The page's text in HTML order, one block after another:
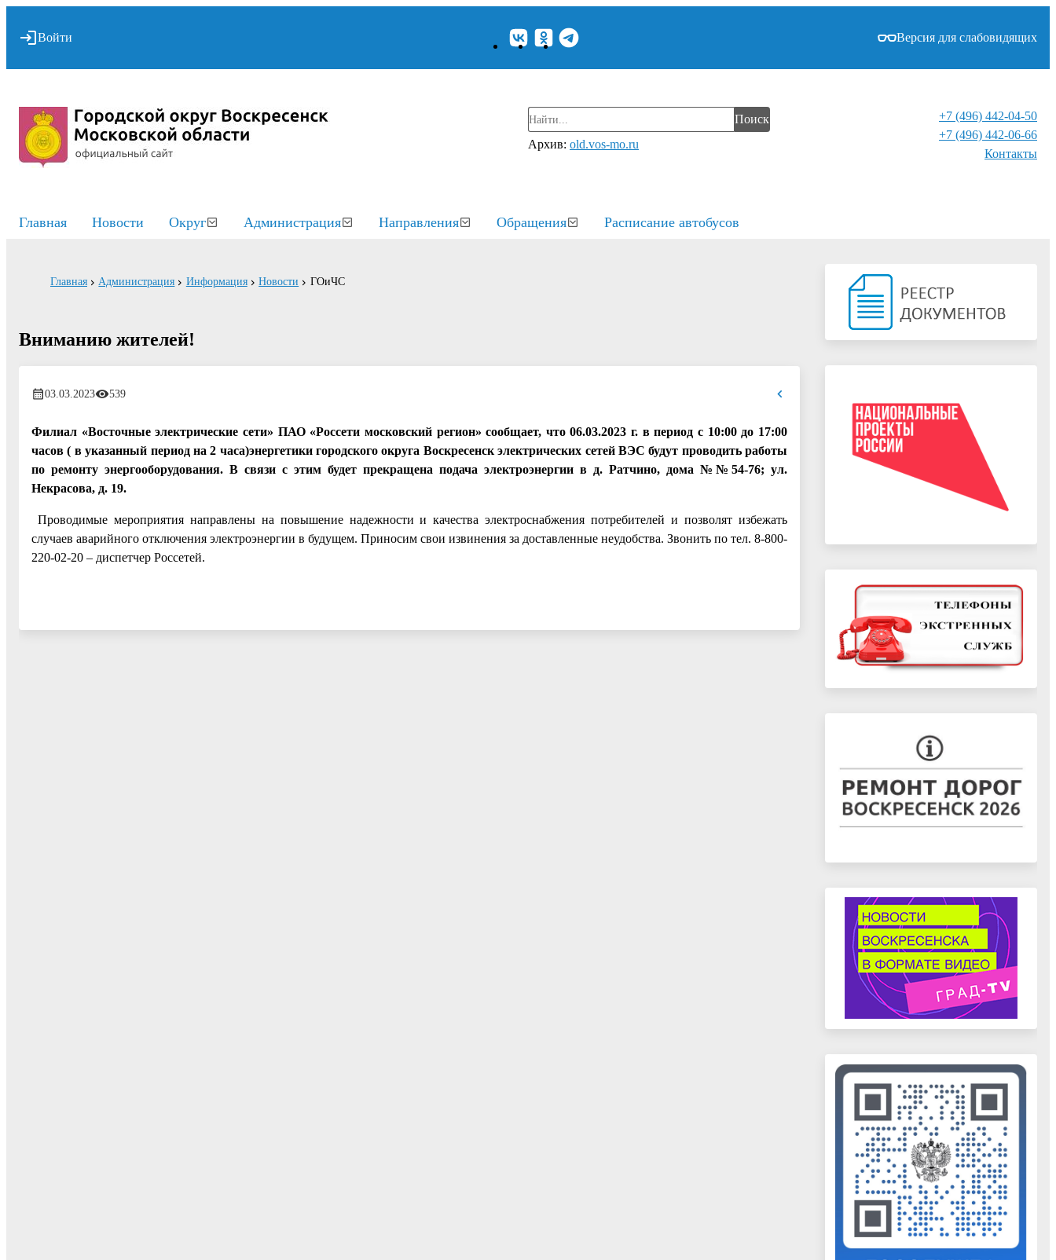
Войти Версия для слабовидящих
Поиск
Архив: old.vos-mo.ru
+7 (496) 442-04-50
+7 (496) 442-06-66
Контакты⁠
Главная Новости Округ Администрация Направления Обращения Расписание автобусов
Главная Администрация Информация Новости ГОиЧС
Вниманию жителей!
03.03.2023 539
Филиал «Восточные электрические сети» ПАО «Россети московский регион» сообщает, что 06.03.2023 г. в период с 10:00 до 17:00
часов ( в указанный период на 2 часа)энергетики городского округа Воскресенск электрических сетей ВЭС будут проводить работы
по ремонту энергооборудования. В связи с этим будет прекращена подача электроэнергии в д. Ратчино, дома №№54-76; ул.
Некрасова, д. 19.
Проводимые мероприятия направлены на повышение надежности и качества электроснабжения потребителей и позволят избежать
случаев аварийного отключения электроэнергии в будущем. Приносим свои извинения за доставленные неудобства. Звонить по тел. 8-800-
220-02-20 – диспетчер Россетей.